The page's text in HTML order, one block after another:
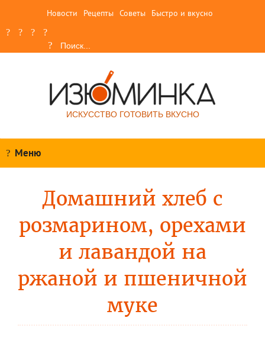
Новости Рецепты Советы Быстро и вкусно
ИСКУССТВО ГОТОВИТЬ ВКУСНО
Меню
Домашний хлеб с
розмарином, орехами
и лавандой на
ржаной и пшеничной
муке